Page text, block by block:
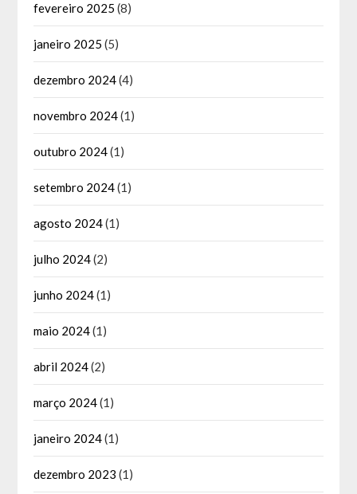
fevereiro 2025 (8)
janeiro 2025 (5)
dezembro 2024(4)
novembro 2024(1)
outubro 2024(1)
setembro 2024(1)
agosto 2024(1)
julho 2024(2)
junho 2024(1)
maio 2024(1)
abril 2024(2)
março 2024(1)
janeiro 2024(1)
dezembro 2023 (1)